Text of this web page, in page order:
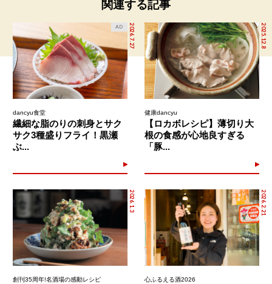
関連する記事
2026.7.27
AD
dancyu食堂
繊細な脂のりの刺身とサク
サク3種盛りフライ！黒瀬
ぶ...
2025.12.8
健康dancyu
【ロカボレシピ】薄切り大
根の食感が心地良すぎる
「豚...
2026.1.3
創刊35周年!名酒場の感動レシピ
2026.2.21
心ふるえる酒2026